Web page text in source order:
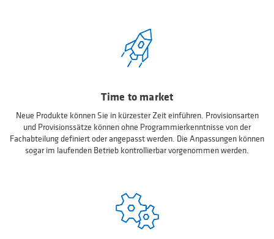
Time to market
Neue Produkte können Sie in kürzester Zeit einführen. Provisionsarten
und Provisionssätze können ohne Programmierkenntnisse von der
Fachabteilung definiert oder angepasst werden. Die Anpassungen können
sogar im laufenden Betrieb kontrollierbar vorgenommen werden.